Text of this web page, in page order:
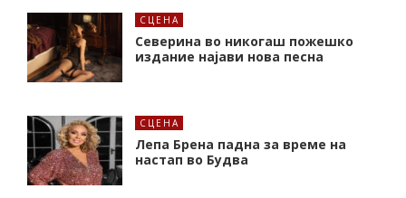
СЦЕНА
Северина во никогаш пожешко
издание најави нова песна
СЦЕНА
Лепа Брена падна за време на
настап во Будва